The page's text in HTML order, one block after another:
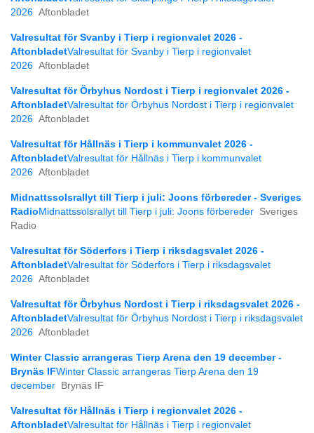
2026 Aftonbladet
Valresultat för Svanby i Tierp i regionvalet 2026 -
AftonbladetValresultat för Svanby i Tierp i regionvalet
2026 Aftonbladet
Valresultat för Örbyhus Nordost i Tierp i regionvalet 2026 -
AftonbladetValresultat för Örbyhus Nordost i Tierp i regionvalet
2026 Aftonbladet
Valresultat för Hållnäs i Tierp i kommunvalet 2026 -
AftonbladetValresultat för Hållnäs i Tierp i kommunvalet
2026 Aftonbladet
Midnattssolsrallyt till Tierp i juli: Joons förbereder - Sveriges
Radio Midnattssolsrallyt till Tierp i juli: Joons förbereder Sveriges
Radio
Valresultat för Söderfors i Tierp i riksdagsvalet 2026 -
AftonbladetValresultat för Söderfors i Tierp i riksdagsvalet
2026 Aftonbladet
Valresultat för Örbyhus Nordost i Tierp i riksdagsvalet 2026 -
AftonbladetValresultat för Örbyhus Nordost i Tierp i riksdagsvalet
2026 Aftonbladet
Winter Classic arrangeras Tierp Arena den 19 december -
Brynäs IFWinter Classic arrangeras Tierp Arena den 19
december
Brynäs IF
Valresultat för Hållnäs i Tierp i regionvalet 2026 -
AftonbladetValresultat för Hållnäs i Tierp i regionvalet